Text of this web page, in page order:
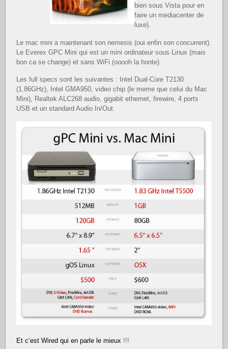
bien sous Vista pour en
faire un mediacenter de
luxe).
Le mac mini a maintenant son nemesis (oui enfin son concurrent).
Le Everex GPC Mini qui est un mini ordinateur sous Linux (mais
bon ca se change) et sans WiFi (ooooh la honte).
Les full specs sont les suivantes : Intel Dual-Core T2130
(1.86GHz), Intel GMA950, video chip (le meme que celui du Mac
Mini), Realtek ALC268 audio, gigabit ethernet, firewire, 4 ports
USB et un standard Audio In/Out.
Et c’est Wired qui en parle le mieux !!!